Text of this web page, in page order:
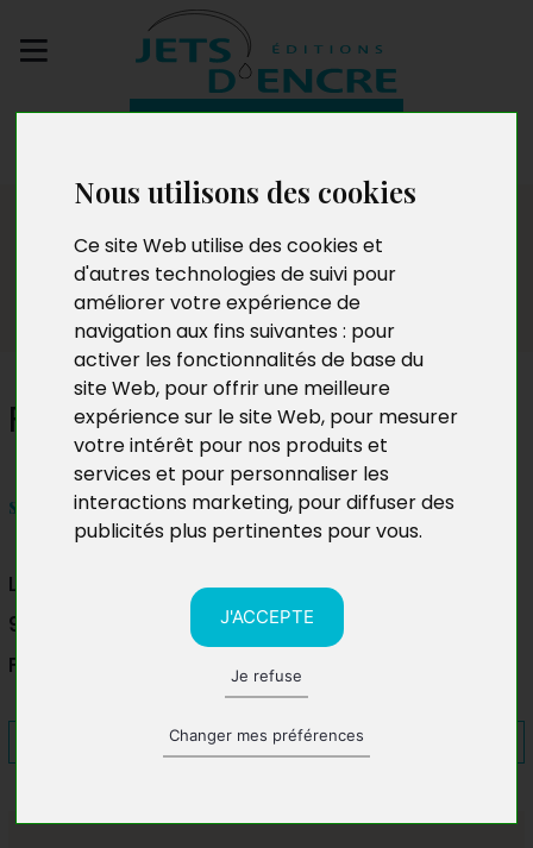
Nous utilisons des cookies
Ce site Web utilise des cookies et
d'autres technologies de suivi pour
améliorer votre expérience de
navigation aux fins suivantes : pour
activer les fonctionnalités de base du
site Web, pour offrir une meilleure
expérience sur le site Web, pour mesurer
votre intérêt pour nos produits et
services et pour personnaliser les
interactions marketing, pour diffuser des
publicités plus pertinentes pour vous.
J'ACCEPTE
Je refuse
Changer mes préférences
Dédicaces
Fortuné Loubassou
samedi 7 novembre 2020
Librairie Pasteur
91170 Viry-Châtillon
France